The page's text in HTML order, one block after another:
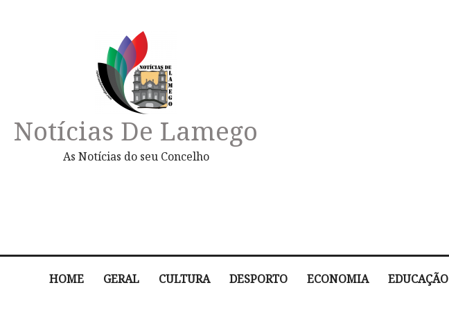
Notícias De Lamego
As Notícias do seu Concelho
HOME GERAL CULTURA DESPORTO ECONOMIA EDUCAÇÃO